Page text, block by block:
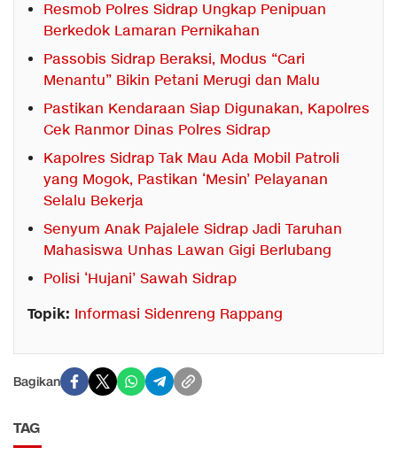
Resmob Polres Sidrap Ungkap Penipuan
Berkedok Lamaran Pernikahan
Passobis Sidrap Beraksi, Modus “Cari
Menantu” Bikin Petani Merugi dan Malu
Pastikan Kendaraan Siap Digunakan, Kapolres
Cek Ranmor Dinas Polres Sidrap
Kapolres Sidrap Tak Mau Ada Mobil Patroli
yang Mogok, Pastikan ‘Mesin’ Pelayanan
Selalu Bekerja
Senyum Anak Pajalele Sidrap Jadi Taruhan
Mahasiswa Unhas Lawan Gigi Berlubang
Polisi ‘Hujani’ Sawah Sidrap
Topik: Informasi Sidenreng Rappang
Bagikan
TAG